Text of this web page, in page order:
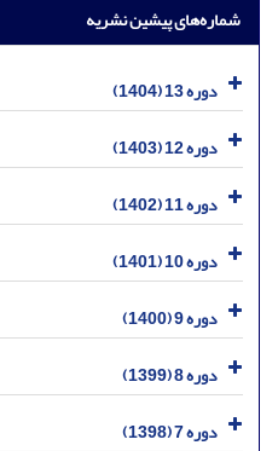
شماره‌های پیشین نشریه
دوره 13 (1404)
دوره 12 (1403)
دوره 11 (1402)
دوره 10 (1401)
دوره 9 (1400)
دوره 8 (1399)
دوره 7 (1398)